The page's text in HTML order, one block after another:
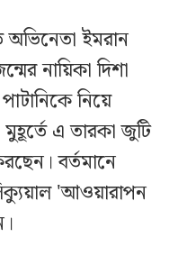
অভিনেতা ইমরান
নায়িকা দিশা
নিয়ে
এ তারকা জুটি
বর্তমানে
'আওয়ারাপন